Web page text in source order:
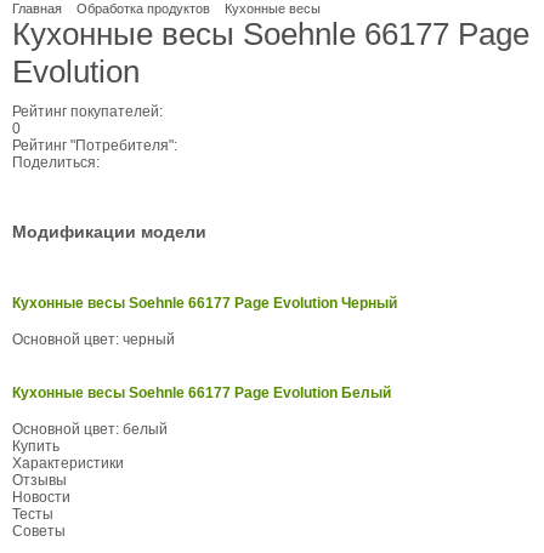
Главная Обработка продуктов Кухонные весы
Кухонные весы Soehnle 66177 Page
Evolution
Рейтинг покупателей:
0
Рейтинг "Потребителя":
Поделиться:
Модификации модели
Кухонные весы Soehnle 66177 Page Evolution Черный
Основной цвет: черный
Кухонные весы Soehnle 66177 Page Evolution Белый
Основной цвет: белый
Купить
Характеристики
Отзывы
Новости
Тесты
Советы